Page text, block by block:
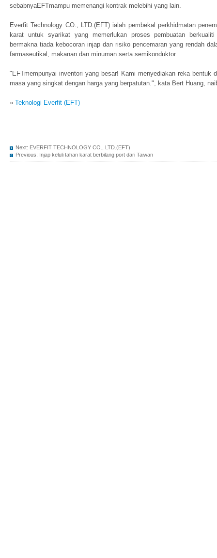
sebabnyaEFTmampu memenangi kontrak melebihi yang lain.
Everfit Technology CO., LTD.(EFT) ialah pembekal perkhidmatan
karat untuk syarikat yang memerlukan proses pembuatan
bermakna tiada kebocoran injap dan risiko pencemaran yang rendah
farmaseutikal, makanan dan minuman serta semikonduktor.
"EFTmempunyai inventori yang besar! Kami menyediakan reka bentuk
masa yang singkat dengan harga yang berpatutan.", kata Bert Huang,
» Teknologi Everfit (EFT)
Next: EVERFIT TECHNOLOGY CO., LTD.(EFT)
Previous: Injap keluli tahan karat berbilang port dari Taiwan